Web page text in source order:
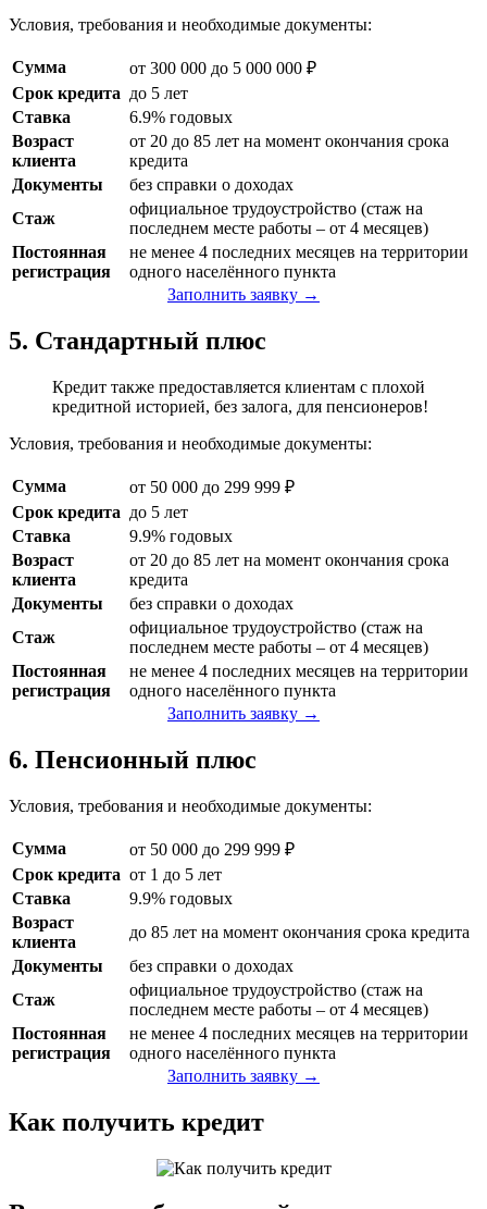
Условия, требования и необходимые документы:
Сумма
от 300 000 до 5 000 000 ₽
Срок кредита до 5 лет
Ставка
6.9% годовых
Возраст
клиента
от 20 до 85 лет на момент окончания срока
кредита
Документы
без справки о доходах
Стаж
официальное трудоустройство (стаж на
последнем месте работы – от 4 месяцев)
Постоянная
регистрация
не менее 4 последних месяцев на территории
одного населённого пункта
Заполнить заявку →
5. Стандартный плюс
Кредит также предоставляется клиентам с плохой
кредитной историей, без залога, для пенсионеров!
Условия, требования и необходимые документы:
Сумма
от 50 000 до 299 999 ₽
Срок кредита до 5 лет
Ставка
9.9% годовых
Возраст
клиента
от 20 до 85 лет на момент окончания срока
кредита
Документы
без справки о доходах
Стаж
официальное трудоустройство (стаж на
последнем месте работы – от 4 месяцев)
Постоянная
регистрация
не менее 4 последних месяцев на территории
одного населённого пункта
Заполнить заявку →
6. Пенсионный плюс
Условия, требования и необходимые документы:
Сумма
от 50 000 до 299 999 ₽
Срок кредита от 1 до 5 лет
Ставка
9.9% годовых
Возраст
клиента
до 85 лет на момент окончания срока кредита
Документы
без справки о доходах
Стаж
официальное трудоустройство (стаж на
последнем месте работы – от 4 месяцев)
Постоянная
регистрация
не менее 4 последних месяцев на территории
одного населённого пункта
Заполнить заявку →
Как получить кредит